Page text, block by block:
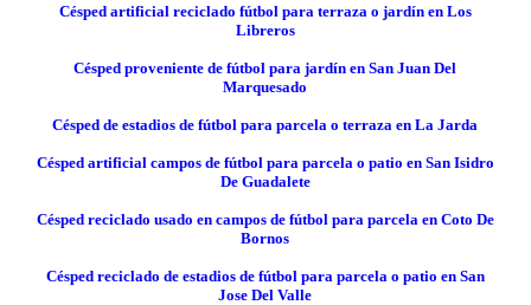
Césped artificial reciclado fútbol para terraza o jardín en Los
Libreros
Césped proveniente de fútbol para jardín en San Juan Del
Marquesado
Césped de estadios de fútbol para parcela o terraza en La Jarda
Césped artificial campos de fútbol para parcela o patio en San Isidro
De Guadalete
Césped reciclado usado en campos de fútbol para parcela en Coto De
Bornos
Césped reciclado de estadios de fútbol para parcela o patio en San
Jose Del Valle